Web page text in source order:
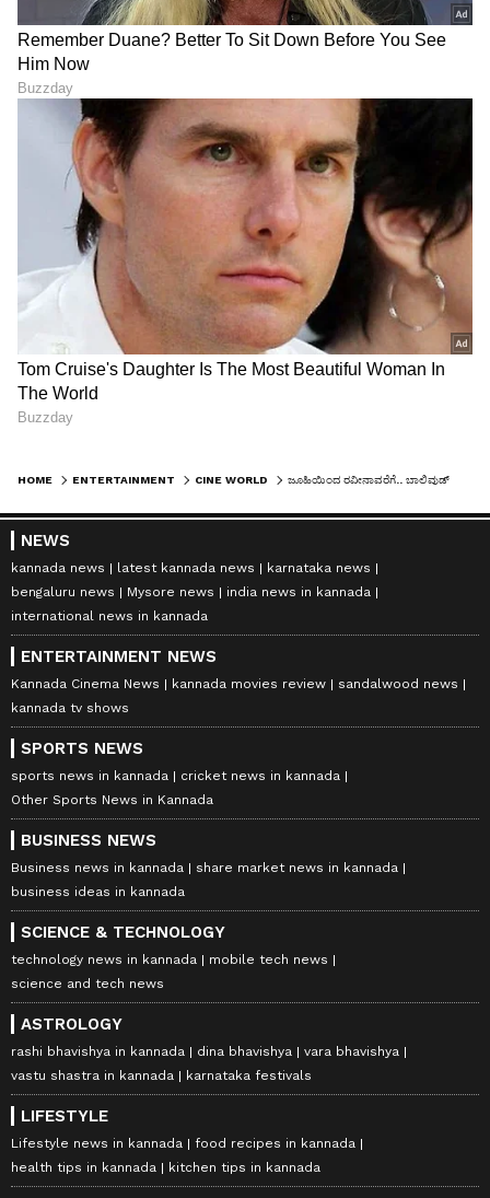
13
ಪ್ರೀತಿ ಜಿಂಟಾ ಜೀನ್ ಗುಡೆನಾಫ್
ಬಾಲಿವುಡ್‌ನ ಡಿಂಪಲ್ ಗರ್ಲ್, ಪ್ರೀತಿ ಜಿಂಟಾ ಅಮೇರಿಕಾ
ಮೂಲದ ಉದ್ಯಮಿ ಜೀನ್ ಗುಡೆನಾಫ್ ಅವರನ್ನು 2016 ರಲ್ಲಿ
ವಿವಾಹವಾದರು. ವೃತ್ತಿಯಲ್ಲಿ ಹಣಕಾಸು ವಿಶ್ಲೇಷಕ ಮತ್ತು
ಎನ್‌ಲೈನ್ ಎನರ್ಜಿ ಕಂಪನಿಯ ಹಿರಿಯ ಉಪಾಧ್ಯಕ್ಷ ಆಗಿರುವ
ಅವರು ಹಿಂದೆ ಬ್ಯಾಂಕ್ ಆಫ್ ಅಮೇರಿಕಾದಲ್ಲಿ ಸಹಾಯಕ
ಉಪಾಧ್ಯಕ್ಷರಾಗಿದ್ದರು. ಅವರು ಸುಮಾರು 110 ಕೋಟಿ ನಿವ್ವಳ
13
13
ಶಿಲ್ಪಾ ಶೆಟ್ಟಿ ರಾಜ್ ಕುಂದ್ರಾ
ಶಿಲ್ಪಾ ಶೆಟ್ಟಿ ನವೆಂಬರ್ 2009ರಲ್ಲಿ ರಾಜ್ ಕುಂದ್ರಾ ಅವರನ್ನು
ವಿವಾಹವಾದರು. ರಾಜ್ ಅವರು ಅನೇಕ ಕ್ಷೇತ್ರಗಳಲ್ಲಿ ವಿವಿಧ
ಆಸಕ್ತಿಗಳನ್ನು ಹೊಂದಿರುವ NRI ಉದ್ಯಮಿಯಾಗಿದ್ದಾರೆ.
ಅವರು ಗ್ರೂಪ್‌ಕೋ ಡೆವಲಪರ್ಸ್ ಮತ್ತು ಟಿಎಂಟಿ ಗ್ಲೋಬಲ್
ಹೆಸರಿನಲ್ಲಿ ಯಶಸ್ವಿ ವ್ಯಾಪಾರ ಉದ್ಯಮಗಳನ್ನು
ಪ್ರಾರಂಭಿಸಿದ್ದಾರೆ. ಇದಲ್ಲದೆ, ಅವರು ಭಾರತದಲ್ಲಿನ ಹೆಚ್ಚಿನ
ಲೈವ್-ಸ್ಟ್ರೀಮಿಂಗ್ ಪ್ಲಾಟ್‌ಫಾರ್ಮ್‌ಗಳನ್ನು ನಿಯಂತ್ರಿಸುವ
ಜೆಎಲ್ ಸ್ಟ್ರೀಮ್ ಪ್ರೈವೇಟ್ ಲಿಮಿಟೆಡ್‌ನ ಸಿಇಒ ಕೂಡ
ಆಗಿದ್ದಾರೆ. ಜೊತೆಗೆ, ಅವರು 2012 ರಲ್ಲಿ ಸೂಪರ್ ಫೈಟ್ ಲೀಗ್
ಮತ್ತು 2014 ರಲ್ಲಿ ವಿಯಾನ್ ಇಂಡಸ್ಟ್ರೀಸ್ ಎಂಬ ಎರಡು
ಹೊಸ ಯೋಜನೆಗಳನ್ನು ಪ್ರಾರಂಭಿಸಿದರು.
HOME ENTERTAINMENT CINE WORLD
NEWS
kannada news latest kannada news
karnataka news
bengaluru news
Mysore news
india news in kannada
international news in kannada
ENTERTAINMENT NEWS
Kannada Cinema News kannada movies review
sandalwood news
kannada tv shows
SPORTS NEWS
sports news in kannada
cricket news in kannada
Other Sports News in Kannada
BUSINESS NEWS
Business news in kannada
share market news in kannada
business ideas in kannada
SCIENCE & TECHNOLOGY
technology news in kannada
mobile tech news
science and tech news
ASTROLOGY
rashi bhavishya in kannada dina bhavishya
vara bhavishya
vastu shastra in kannada
karnataka festivals
LIFESTYLE
Lifestyle news in kannada
food recipes in kannada
health tips in kannada
kitchen tips in kannada